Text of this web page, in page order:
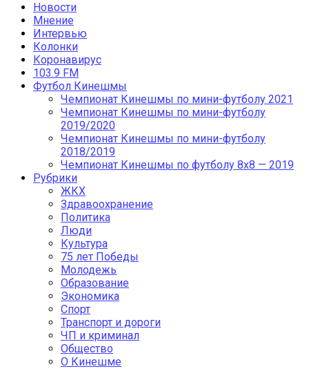
Новости
Мнение
Интервью
Колонки
Коронавирус
103.9 FM
Футбол Кинешмы
Чемпионат Кинешмы по мини-футболу 2021
Чемпионат Кинешмы по мини-футболу
2019/2020
Чемпионат Кинешмы по мини-футболу
2018/2019
Чемпионат Кинешмы по футболу 8х8 — 2019
Рубрики
ЖКХ
Здравоохранение
Политика
Люди
Культура
75 лет Победы
Молодежь
Образование
Экономика
Спорт
Транспорт и дороги
ЧП и криминал
Общество
О Кинешме